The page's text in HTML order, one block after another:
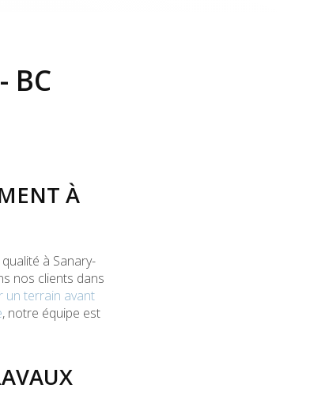
BC
À
à Sanary-
nos clients dans
un terrain avant
, notre équipe est